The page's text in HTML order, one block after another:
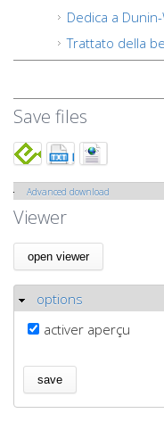
Dedica a
Trattato della
Save files
Show
Advanced download
Viewer
Hide
options
activer aperçu